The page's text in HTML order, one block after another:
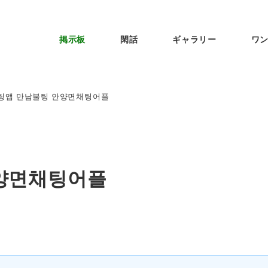
掲示板 閑話 ギャラリー ワ
앱 만남불팅 안양면채팅어플
면채팅어플